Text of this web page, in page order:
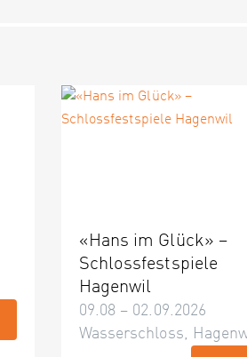
«Hans im Glück» –
Schlossfestspiele
Hagenwil
09.08 – 02.09.2026
Wasserschloss,